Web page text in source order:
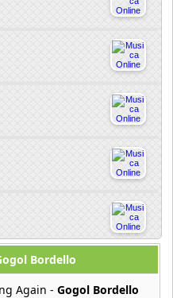
Bordello
Again - Gogol Bordello